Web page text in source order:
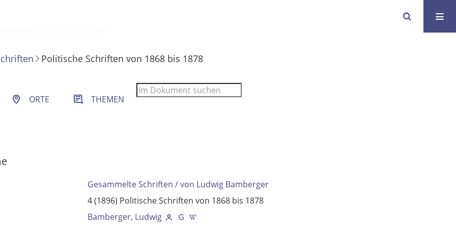
und Sucheinstellungen.
Politische Schriften von 1868 bis 1878
ORTE THEMEN
Gesammelte Schriften / von Ludwig Bamberger
4 (1896) Politische Schriften von 1868 bis 1878
Bamberger, Ludwig